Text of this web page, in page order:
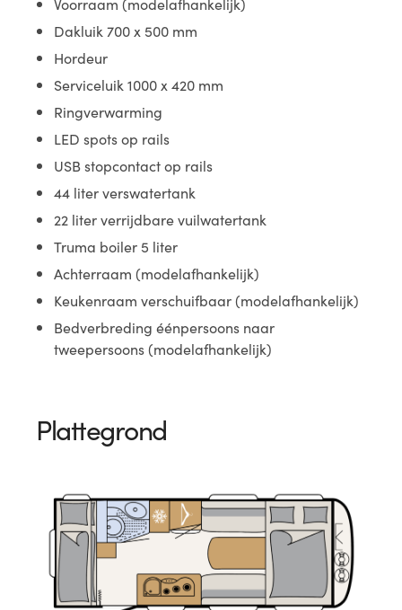
Dakluik 700 x 500 mm
Hordeur
Serviceluik 1000 x 420 mm
Ringverwarming
LED spots op rails
USB stopcontact op rails
44 liter verswatertank
22 liter verrijdbare vuilwatertank
Truma boiler 5 liter
Achterraam (modelafhankelijk)
Keukenraam verschuifbaar (modelafhankelijk)
Bedverbreding éénpersoons naar
tweepersoons (modelafhankelijk)
Plattegrond